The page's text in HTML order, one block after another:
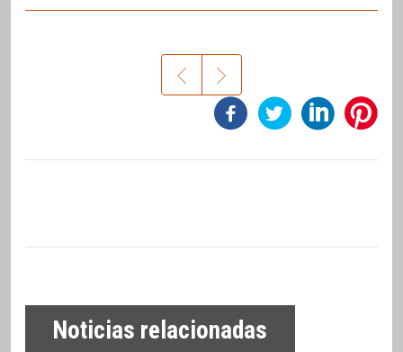
Noticias relacionadas